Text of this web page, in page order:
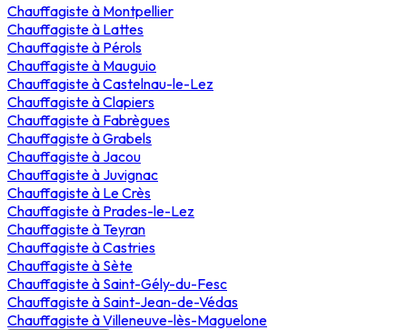
Chauffagisteà Montpellier
Chauffagisteà Lattes
Chauffagisteà Pérols
Chauffagisteà Mauguio
ChauffagisteàCastelnau-le-Lez
ChauffagisteàClapiers
Chauffagisteà Fabrègues
ChauffagisteàGrabels
Chauffagisteà Jacou
Chauffagisteà Juvignac
Chauffagisteà Le Crès
Chauffagisteà Prades-le-Lez
ChauffagisteàTeyran
ChauffagisteàCastries
Chauffagisteà Sète
Chauffagisteà Saint-Gély-du-Fesc
Chauffagisteà Saint-Jean-de-Védas
ChauffagisteàVilleneuve-lès-Maguelone